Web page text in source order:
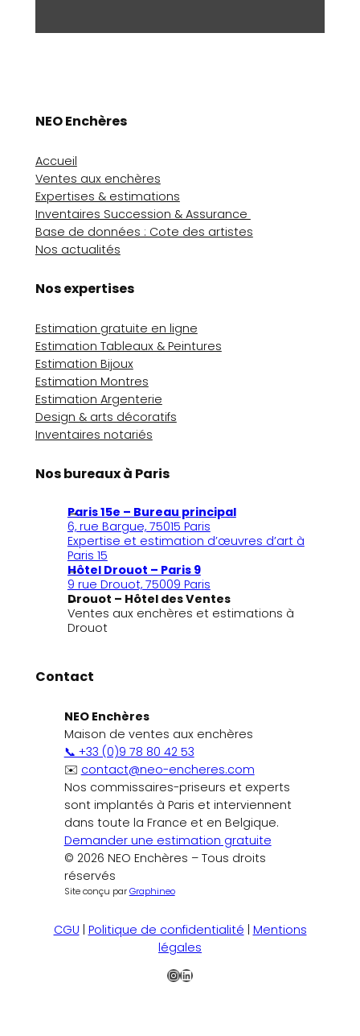
NEO Enchères
Accueil
Ventes aux enchères
Expertises & estimations
Inventaires Succession & Assurance
Base de données : Cote des artistes
Nos actualités
Nos expertises
Estimation gratuite en ligne
Estimation Tableaux & Peintures
Estimation Bijoux
Estimation Montres
Estimation Argenterie
Design & arts décoratifs
Inventaires notariés
Nos bureaux à Paris
Paris 15e – Bureau principal
6, rue Bargue, 75015 Paris
Expertise et estimation d’œuvres d’art à
Paris 15
Hôtel Drouot – Paris 9
9 rue Drouot, 75009 Paris
Drouot – Hôtel des Ventes
Ventes aux enchères et estimations à
Drouot
Contact
NEO Enchères
Maison de ventes aux enchères
📞 +33 (0)9 78 80 42 53
✉️ contact@neo-encheres.com
Nos commissaires-priseurs et experts
sont implantés à Paris et interviennent
dans toute la France et en Belgique.
Demander une estimation gratuite
© 2026 NEO Enchères – Tous droits
réservés
Site conçu parGraphineo
CGU Politique de confidentialité Mentions
légales
Instagram
LinkedIn